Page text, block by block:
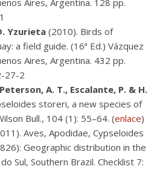
Aires, Argentina. 128 pp.
Yzurieta(2010). Birds of
a field guide. (16ª Ed.) Vázquez
Aires, Argentina. 432 pp.
27-2
A. T., Escalante, P. & H.
storeri, a new species of
Bull., 104 (1): 55–64. (enlace)
Aves, Apodidae, Cypseloides
Geographic distribution in the
Sul, Southern Brazil. Checklist 7: